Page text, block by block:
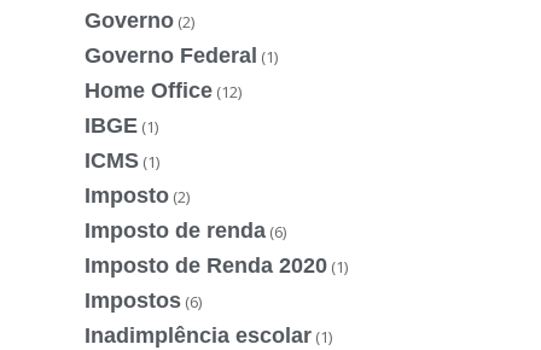
Governo (2)
Governo Federal (1)
Home Office (12)
IBGE (1)
ICMS (1)
Imposto (2)
Imposto de renda (6)
Imposto de Renda 2020 (1)
Impostos (6)
Inadimplência escolar (1)